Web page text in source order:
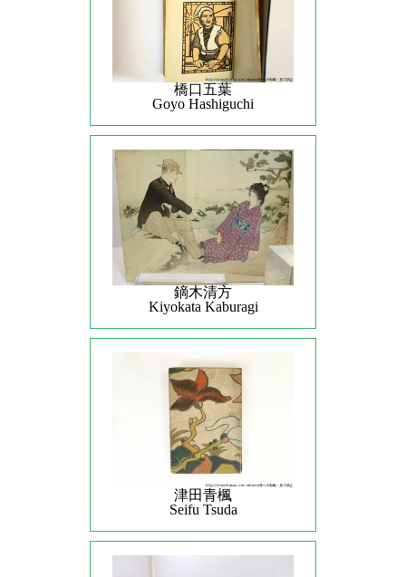
橋口五葉
Goyo Hashiguchi
鏑木清方
Kiyokata Kaburagi
津田青楓
Seifu Tsuda